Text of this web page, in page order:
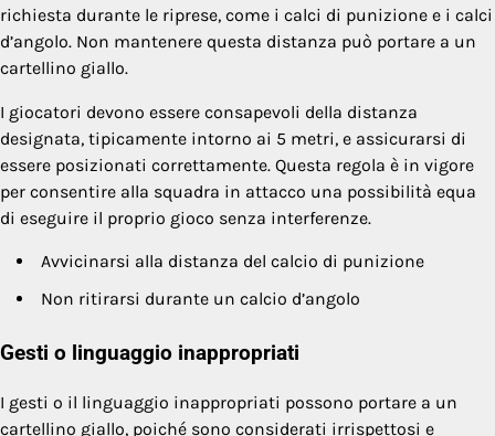
richiesta durante le riprese, come i calci di punizione e i calci
d’angolo. Non mantenere questa distanza può portare a un
cartellino giallo.
I giocatori devono essere consapevoli della distanza
designata, tipicamente intorno ai 5 metri, e assicurarsi di
essere posizionati correttamente. Questa regola è in vigore
per consentire alla squadra in attacco una possibilità equa
di eseguire il proprio gioco senza interferenze.
Avvicinarsi alla distanza del calcio di punizione
Non ritirarsi durante un calcio d’angolo
Gesti o linguaggio inappropriati
I gesti o il linguaggio inappropriati possono portare a un
cartellino giallo, poiché sono considerati irrispettosi e